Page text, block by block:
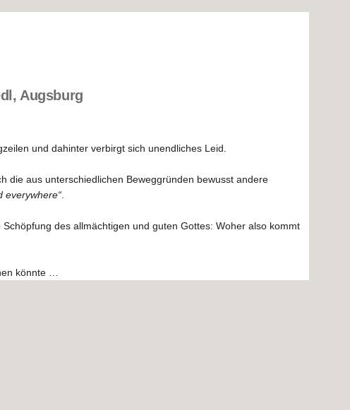
Augsburg
und dahinter verbirgt sich unendliches Leid.
die aus unterschiedlichen Beweggründen bewusst andere
everywhere“
des allmächtigen und guten Gottes: Woher also kommt
könnte …